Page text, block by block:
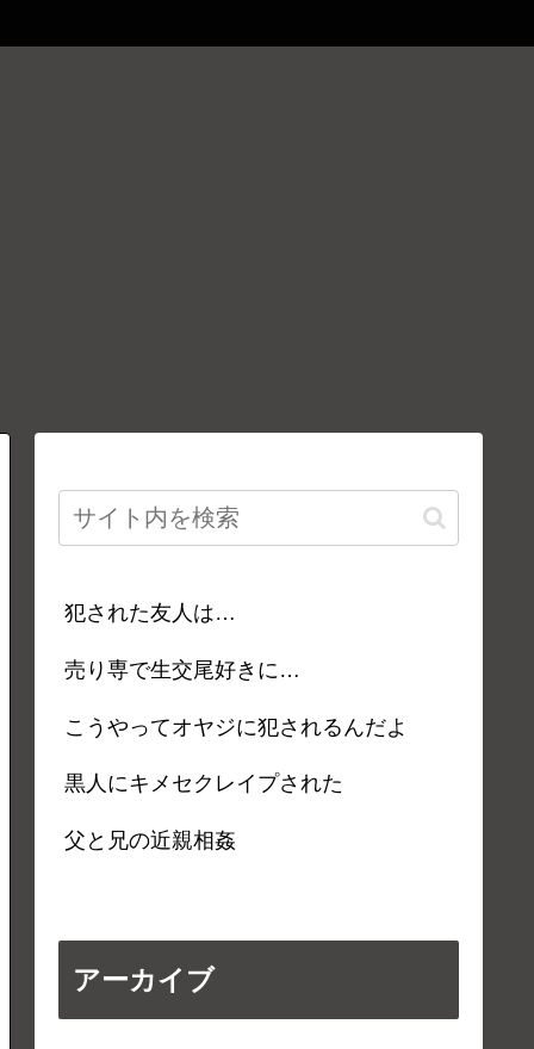
犯された友人は…
売り専で生交尾好きに…
こうやってオヤジに犯されるんだよ
黒人にキメセクレイプされた
父と兄の近親相姦
アーカイブ